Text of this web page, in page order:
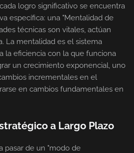
logro significativo se encuentra
específica: una "Mentalidad de
técnicas son vitales, actúan
La mentalidad es el sistema
la eficiencia con la que funciona
un crecimiento exponencial, uno
incrementales en el
en cambios fundamentales en
a Largo Plazo
pasar de un "modo de